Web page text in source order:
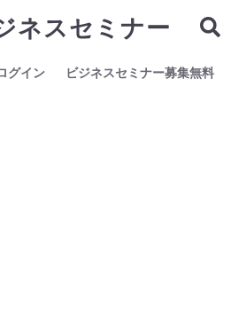
ネスセミナー
グイン ビジネスセミナー募集無料